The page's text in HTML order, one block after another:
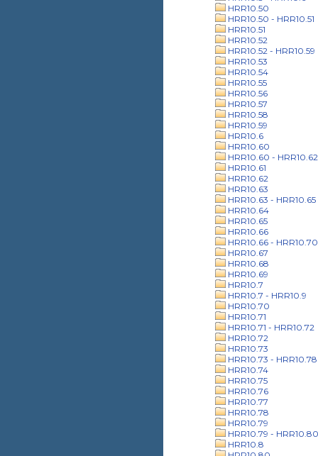
HRR10.50
HRR10.50 - HRR10.51
HRR10.51
HRR10.52
HRR10.52 - HRR10.59
HRR10.53
HRR10.54
HRR10.55
HRR10.56
HRR10.57
HRR10.58
HRR10.59
HRR10.6
HRR10.60
HRR10.60 - HRR10.62
HRR10.61
HRR10.62
HRR10.63
HRR10.63 - HRR10.65
HRR10.64
HRR10.65
HRR10.66
HRR10.66 - HRR10.70
HRR10.67
HRR10.68
HRR10.69
HRR10.7
HRR10.7 - HRR10.9
HRR10.70
HRR10.71
HRR10.71 - HRR10.72
HRR10.72
HRR10.73
HRR10.73 - HRR10.78
HRR10.74
HRR10.75
HRR10.76
HRR10.77
HRR10.78
HRR10.79
HRR10.79 - HRR10.80
HRR10.8